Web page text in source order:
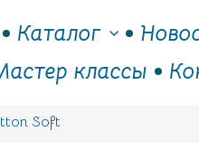
Каталог
классы
Soft